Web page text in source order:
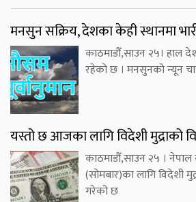
मनसुन सक्रिय, देशका केही स्थानमा
काठमाडौँ,साउन २५। हाल
रहेको छ । मनसुनको न्यून
यस्तो छ आजका लागि विदेशी मुद्राको
काठमाडौँ,साउन २५ ।
(सोमबार)का लागि विदेशी
गरेको छ